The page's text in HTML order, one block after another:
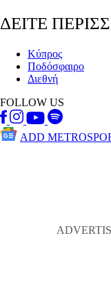
ΔΕΙΤΕ
Κύπρος
Ποδόσφαιρο
Διεθνή
FOLLOW US
ADD